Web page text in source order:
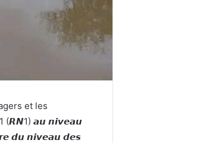
et les
(𝙍𝙉1) 𝙖𝙪 𝙣𝙞𝙫𝙚𝙖𝙪
𝙙𝙪 𝙣𝙞𝙫𝙚𝙖𝙪 𝙙𝙚𝙨